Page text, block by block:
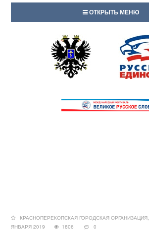
ОТКРЫТЬ МЕНЮ
КРАСНОПЕРЕКОПСКАЯ ГОРОДСКАЯ ОРГАНИЗАЦИЯ,
ЯНВАРЯ 2019
1806 0